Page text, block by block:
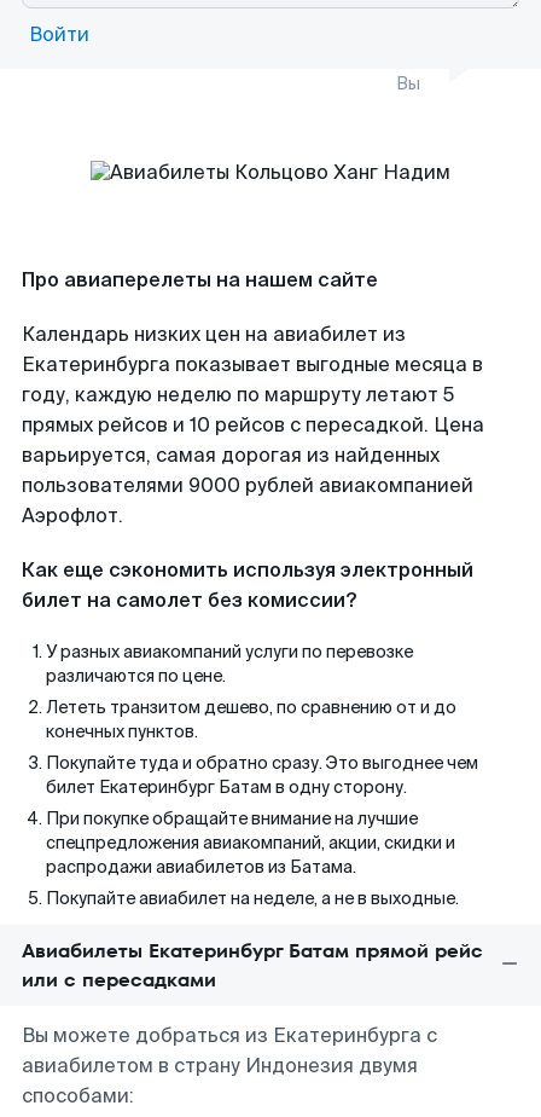
Войти
Вы
Про авиаперелеты на нашем сайте
Календарь низких цен на авиабилет из
Екатеринбурга показывает выгодные месяца в
году, каждую неделю по маршруту летают 5
прямых рейсов и 10 рейсов с пересадкой. Цена
варьируется, самая дорогая из найденных
пользователями 9000 рублей авиакомпанией
Аэрофлот.
Как еще сэкономить используя электронный
билет на самолет без комиссии?
У разных авиакомпаний услуги по перевозке
различаются по цене.
Лететь транзитом дешево, по сравнению от и до
конечных пунктов.
Покупайте туда и обратно сразу. Это выгоднее чем
билет Екатеринбург Батам в одну сторону.
При покупке обращайте внимание на лучшие
спецпредложения авиакомпаний, акции, скидки и
распродажи авиабилетов из Батама.
Покупайте авиабилет на неделе, а не в выходные.
Авиабилеты Екатеринбург Батам прямой рейс
или с пересадками
Вы можете добраться из Екатеринбурга с
авиабилетом в страну Индонезия двумя
способами: